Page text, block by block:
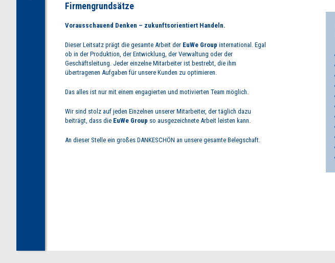
Firmengrundsätze
Vorausschauend Denken – zukunftsorientiert Handeln.
Dieser Leitsatz prägt die gesamte Arbeit der EuWe Group international. Egal
ob in der Produktion, der Entwicklung, der Verwaltung oder der
Geschäftsleitung. Jeder einzelne Mitarbeiter ist bestrebt, die ihm
übertragenen Aufgaben für unsere Kunden zu optimieren.
Das alles ist nur mit einem engagierten und motivierten Team möglich.
Wir sind stolz auf jeden Einzelnen unserer Mitarbeiter, der täglich dazu
beiträgt, dass die EuWe Group so ausgezeichnete Arbeit leisten kann.
An dieser Stelle ein großes DANKESCHÖN an unsere gesamte Belegschaft.